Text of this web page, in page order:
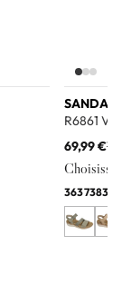
R6861
69,99 €
36373839